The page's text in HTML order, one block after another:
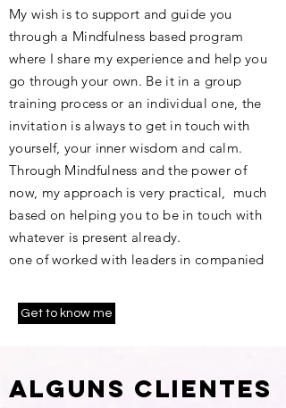
My wish is to support and guide you
through a Mindfulness based program
where I share my experience and help you
go through your own. Be it in a group
training process or an individual one, the
invitation is always to get in touch with
yourself, your inner wisdom and calm.
Through Mindfulness and the power of
now, my approach is very practical, much
based on helping you to be in touch with
whatever is present already.
one of worked with leaders in companied
Get to know me
Alguns clienteS